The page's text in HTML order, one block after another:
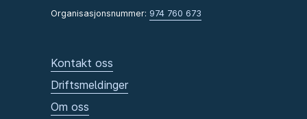
Organisasjonsnummer: 974 760 673
Kontakt oss
Driftsmeldinger
Om oss